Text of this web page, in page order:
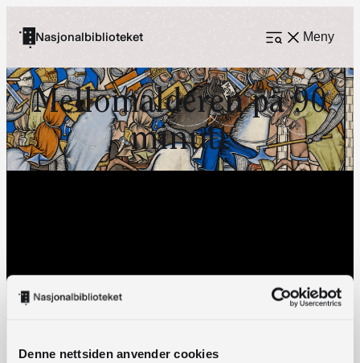
Denne nettsiden anvender cookies
Nasjonalbiblioteket Meny
Åpne
Mellomalderen på 90
minutt